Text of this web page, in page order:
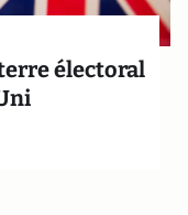
électoral